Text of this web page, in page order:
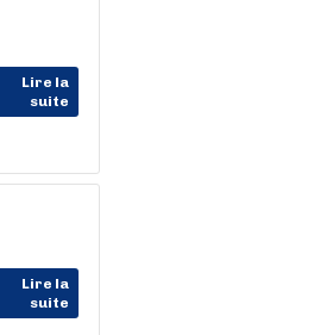
Lire la
suite
Lire la
suite